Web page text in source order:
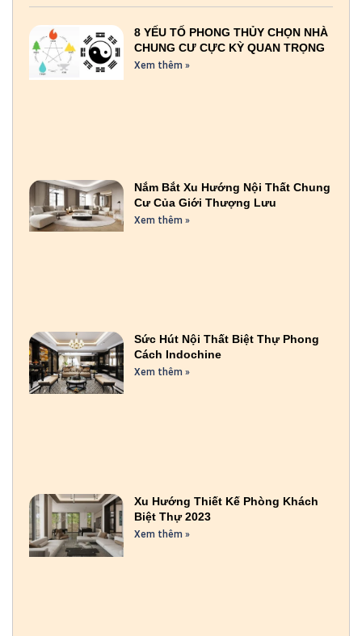
8 YẾU TỐ PHONG THỦY CHỌN NHÀ
CHUNG CƯ CỰC KỲ QUAN TRỌNG
Xem thêm »
Nắm Bắt Xu Hướng Nội Thất Chung
Cư Của Giới Thượng Lưu
Xem thêm »
Sức Hút Nội Thất Biệt Thự Phong
Cách Indochine
Xem thêm »
Xu Hướng Thiết Kế Phòng Khách
Biệt Thự 2023
Xem thêm »